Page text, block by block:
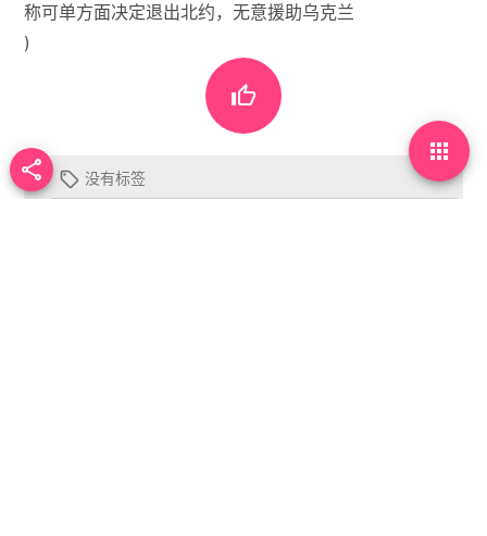
称可单方面决定退出北约，无意援助乌克兰
)

  没有标签
